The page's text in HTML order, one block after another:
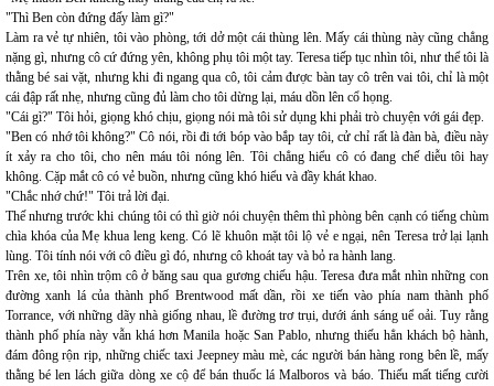
"Thì Ben còn đứng đấy làm gì?"
Làm ra vẻ tự nhiên, tôi vào phòng, tới dở một cái thùng lên. Mấy cái thùng này cũng chẳng
nặng gì, nhưng cô cứ đứng yên, không phụ tôi một tay. Teresa tiếp tục nhìn tôi, như thể tôi là
thằng bé sai vặt, nhưng khi đi ngang qua cô, tôi cảm được bàn tay cô trên vai tôi, chỉ là một
cái đập rất nhẹ, nhưng cũng đủ làm cho tôi dừng lại, máu dồn lên cổ họng.
"Cái gì?" Tôi hỏi, giọng khó chịu, giọng nói mà tôi sử dụng khi phải trò chuyện với gái đẹp.
"Ben có nhớ tôi không?" Cô nói, rồi đi tới bóp vào bắp tay tôi, cử chỉ rất là đàn bà, điều này
ít xảy ra cho tôi, cho nên máu tôi nóng lên. Tôi chẳng hiểu cô có đang chế diễu tôi hay
không. Cặp mắt cô có vẻ buồn, nhưng cũng khó hiểu và đầy khát khao.
"Chắc nhớ chứ!" Tôi trả lời đại.
Thế nhưng trước khi chúng tôi có thì giờ nói chuyện thêm thì phòng bên cạnh có tiếng chùm
chìa khóa của Mẹ khua leng keng. Có lẽ khuôn mặt tôi lộ vẻ e ngại, nên Teresa trở lại lạnh
lùng. Tôi tính nói với cô điều gì đó, nhưng cô khoát tay và bỏ ra hành lang.
Trên xe, tôi nhìn trộm cô ở băng sau qua gương chiếu hậu. Teresa đưa mắt nhìn những con
đường xanh lá của thành phố Brentwood mất dần, rồi xe tiến vào phía nam thành phố
Torrance, với những dãy nhà giống nhau, lề đường trơ trụi, dưới ánh sáng uể oải. Tuy rằng
thành phố phía này vẫn khá hơn Manila hoặc San Pablo, nhưng thiếu hẳn khách bộ hành,
đám đông rộn rịp, những chiếc taxi Jeepney màu mè, các người bán hàng rong bên lề, mấy
thằng bé len lách giữa dòng xe cộ để bán thuốc lá Malboros và báo. Thiếu mất tiếng cười